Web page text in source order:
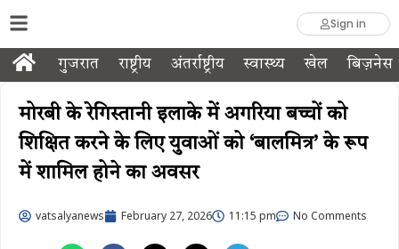
Sign in
गुजरात राष्ट्रीय अंतर्राष्ट्रीय स्वास्थ्य खेल बिज़नेस
मोरबी के रेगिस्तानी इलाके में अगरिया बच्चों को
शिक्षित करने के लिए युवाओं को ‘बालमित्र’ के रूप
में शामिल होने का अवसर
vatsalyanews February 27, 2026 11:15 pm No Comments